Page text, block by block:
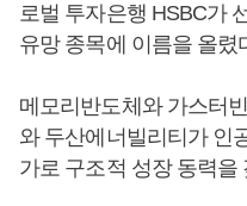
로벌 투자은행 HSBC가
유망 종목에 이름을 올렸
메모리반도체와 가스터
와 두산에너빌리티가 인
가로 구조적 성장 동력